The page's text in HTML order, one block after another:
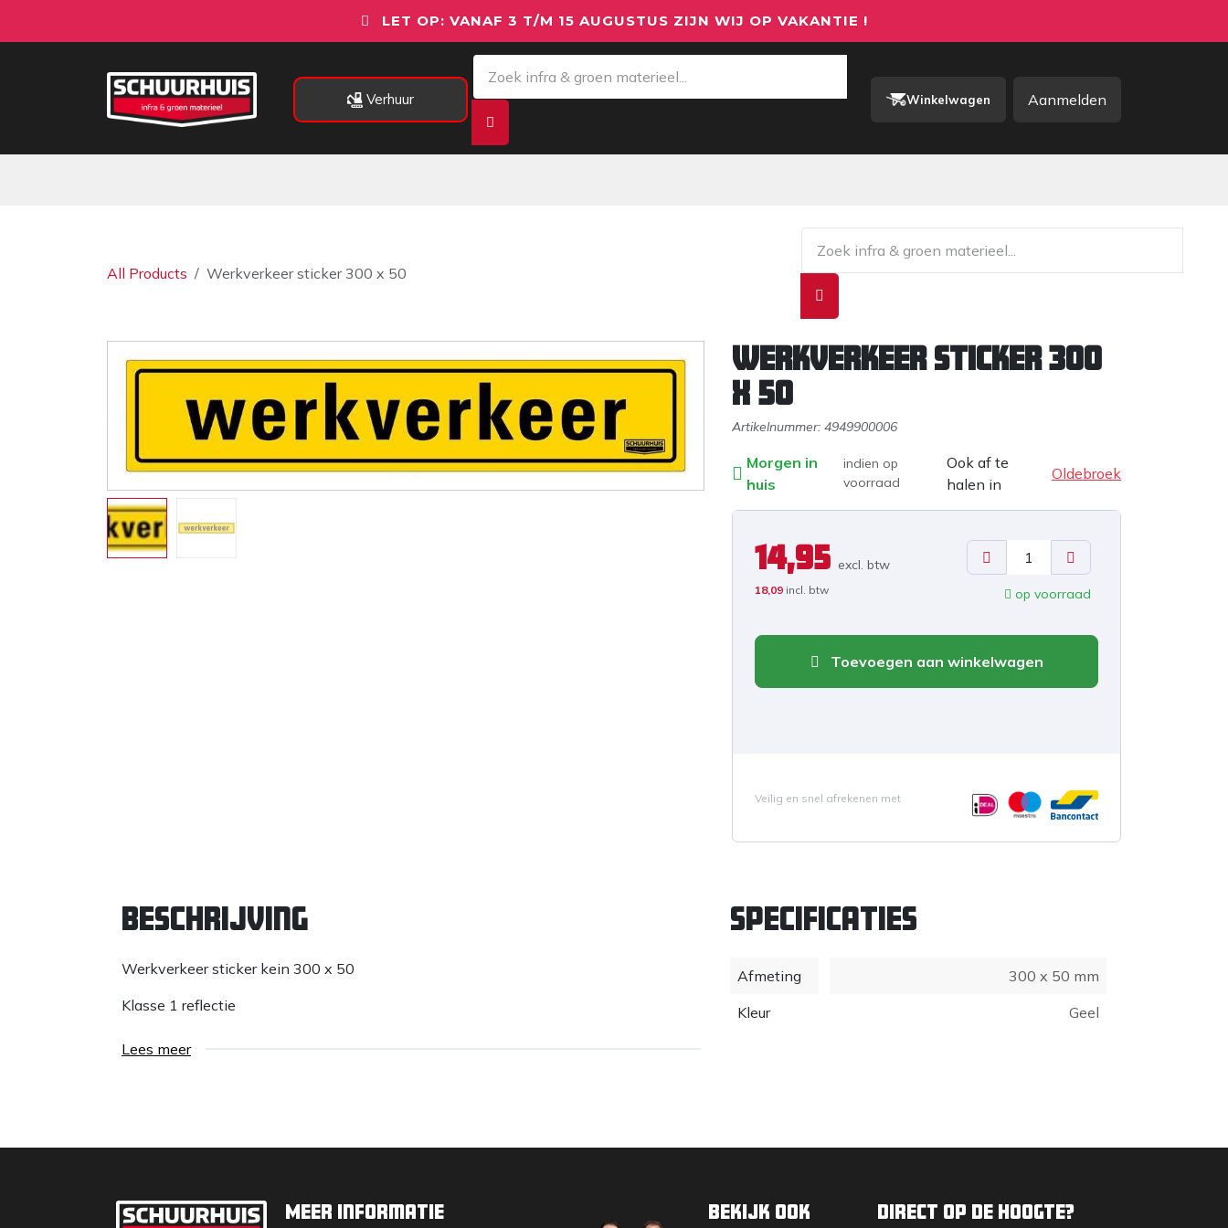
LET OP: VANAF 3 T/M 15 AUGUSTUS ZIJN WIJ OP VAKANTIE !
Verhuur Winkelwagen Aanmelden
All Products Werkverkeer sticker 300 x 50
Werkverkeer sticker 300
x 50
Artikelnummer: 4949900006
Morgen in
huis
indien op
voorraad
Ook af te
halen in
Oldebroek
14,95 excl. btw
18,09 incl. btw op voorraad
Toevoegen aan winkelwagen
Veilig en snel afrekenen met
Beschrijving
Werkverkeer sticker kein 300 x 50
Klasse 1 reflectie
Lees meer
Specificaties
Afmeting
300 x 50 mm
Kleur
Geel
Direct op de hoogte?
Bekijk ook
Meer informatie